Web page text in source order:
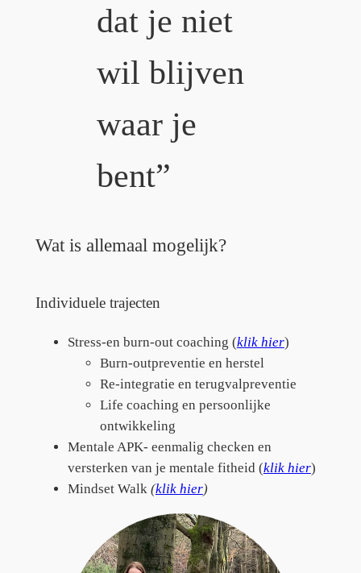
dat je niet
wil blijven
waar je
bent”
Wat is allemaal mogelijk?
Individuele trajecten
Stress-en burn-out coaching (klik hier)
Burn-outpreventie en herstel
Re-integratie en terugvalpreventie
Life coaching en persoonlijke
ontwikkeling
Mentale APK- eenmalig checken en
versterken van je mentale fitheid (klik hier)
Mindset Walk (klik hier)